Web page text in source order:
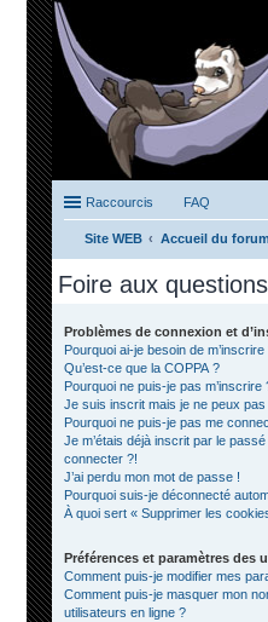
Raccourcis FAQ
Site WEB
Accueil du forum
Foire aux questions
Problèmes de connexion et
Pourquoi ai-je besoin de m’inscrire
Qu’est-ce que la COPPA ?
Pourquoi ne puis-je pas m’inscrire
Je suis inscrit mais je ne peux
Pourquoi ne puis-je pas me
Je m’étais déjà inscrit par le
connecter ?!
J’ai perdu mon mot de passe !
Pourquoi suis-je déconnecté
À quoi sert « Supprimer les
Préférences et paramètres des
Comment puis-je modifier mes
Comment puis-je masquer mon
utilisateurs en ligne ?